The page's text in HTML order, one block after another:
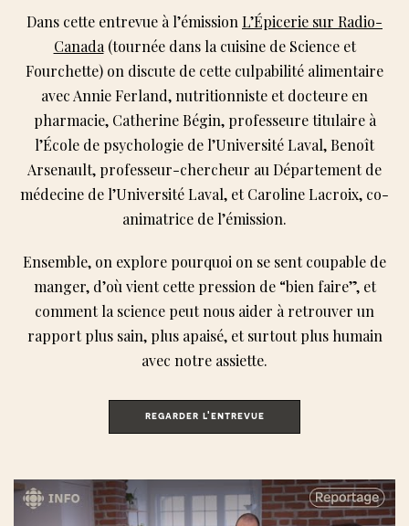
Dans cette entrevue à l’émission L’Épicerie sur Radio-
Canada (tournée dans la cuisine de Science et
Fourchette) on discute de cette culpabilité alimentaire
avec Annie Ferland, nutritionniste et docteure en
pharmacie, Catherine Bégin, professeure titulaire à
l’École de psychologie de l’Université Laval, Benoît
Arsenault, professeur-chercheur au Département de
médecine de l’Université Laval, et Caroline Lacroix, co-
animatrice de l’émission.
Ensemble, on explore pourquoi on se sent coupable de
manger, d’où vient cette pression de “bien faire”, et
comment la science peut nous aider à retrouver un
rapport plus sain, plus apaisé, et surtout plus humain
avec notre assiette.
regarder l'entrevue